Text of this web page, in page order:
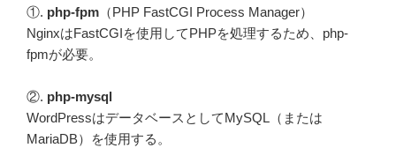
①. php-fpm （PHP FastCGI Process Manager）
NginxはFastCGIを使用してPHPを処理するため、php-
fpmが必要。
②. php-mysql
WordPressはデータベースとしてMySQL（または
MariaDB）を使用する。